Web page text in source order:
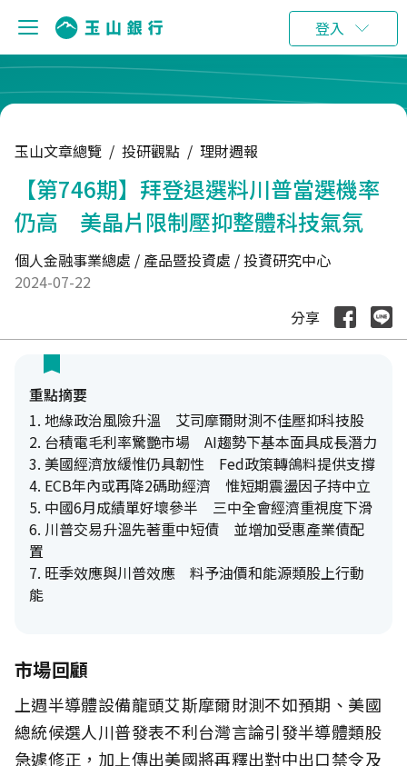
登入
玉山文章總覽 / 投研觀點 / 理財週報
【第746期】拜登退選料川普當選機率
仍高 美晶片限制壓抑整體科技氣氛
個人金融事業總處 / 產品暨投資處 / 投資研究中心
2024-07-22
分享
重點摘要
1. 地緣政治風險升溫 艾司摩爾財測不佳壓抑科技股
2. 台積電毛利率驚艷市場 AI趨勢下基本面具成長潛力
3. 美國經濟放緩惟仍具韌性 Fed政策轉鴿料提供支撐
4. ECB年內或再降2碼助經濟 惟短期震盪因子持中立
5. 中國6月成績單好壞參半 三中全會經濟重視度下滑
6. 川普交易升溫先著重中短債 並增加受惠產業債配
置
7. 旺季效應與川普效應 料予油價和能源類股上行動
能
市場回顧
上週半導體設備龍頭艾斯摩爾財測不如預期、美國
總統候選人川普發表不利台灣言論引發半導體類股
急遽修正，加上傳出美國將再釋出對中出口禁令及